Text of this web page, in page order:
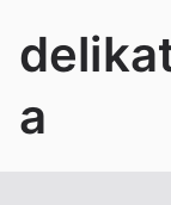
do
a